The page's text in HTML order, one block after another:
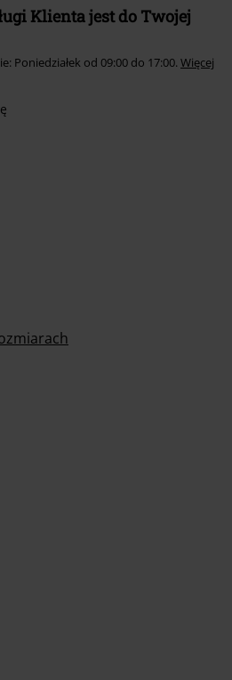
Klienta jest do Twojej
Poniedziałek od 09:00 do 17:00. Więcej